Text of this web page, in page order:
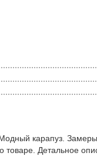
карапуз.
Детальное